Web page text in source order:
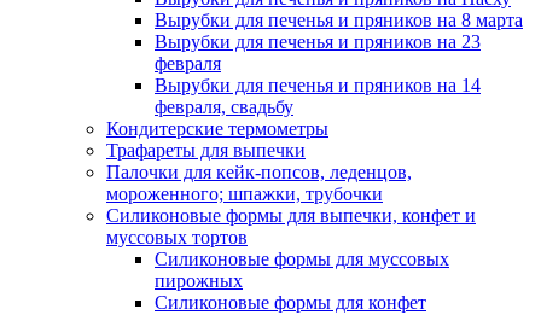
Вырубки для печенья и пряников на 8 марта
Вырубки для печенья и пряников на 23
февраля
Вырубки для печенья и пряников на 14
февраля, свадьбу
Кондитерские термометры
Трафареты для выпечки
Палочки для кейк-попсов, леденцов,
мороженного; шпажки, трубочки
Силиконовые формы для выпечки, конфет и
муссовых тортов
Силиконовые формы для муссовых
пирожных
Силиконовые формы для конфет